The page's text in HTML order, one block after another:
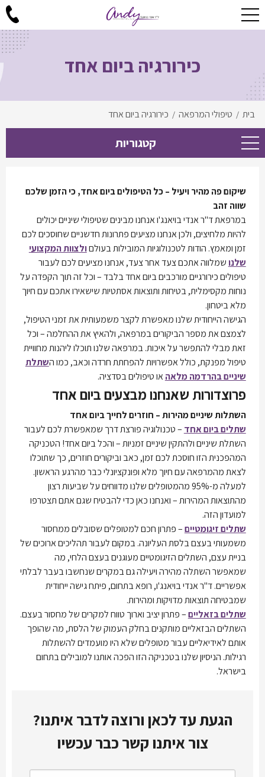
כירורגיה ביום אחד
בית / טיפולי המרפאה / כירורגיה ביום אחד
קטגוריות
שיקום פה מהיר ויעיל – כל הטיפולים ביום אחד, כי הזמן שלכם
שווה זהב
במרפאת ד"ר אנדי בויאנג'ו אנחנו מבינים שטיפולי שיניים יכולים
להיות מלחיצים, ולכן אנחנו מציעים פתרונות חדשניים שחוסכים לכם
זמן ומאמץ. הודות לטכנולוגיות המובילות בעולםולצוות המקצועי
שלנושמלווה אתכם צעד אחר צעד, אנחנו מציעים לכם לעבור
טיפולים כירורגיים מורכבים ביום אחד בלבד – וכל זה תוך הקפדה על
נוחות מקסימלית, בטיחות ותוצאות אסתטיות שישאירו אתכם עם חיוך
מלא ביטחון.
הגישה הייחודית שלנו מאפשרת לקצר משמעותית את זמני הטיפול,
לצמצם את מספר הביקורים במרפאה, ולהאיץ את ההחלמה – וכל
זאת מבלי להתפשר על איכות. במרפאה שלנו תוכלו ליהנות מחוויית
טיפול מפנקת, כולל אפשרויות להפחתת חרדה וכאב, כמו השתלת
שיניים בהרדמה מלאהאו טיפולים בסדציה.
פרוצדורות שאנחנו מבצעים ביום אחד
השתלות שיניים מהירות – חוזרים לחייך ביום אחד
שתלים ביום אחד – טכנולוגיה פורצת דרך שמאפשרת לכם לעבור
השתלת שיניים ולהתקין שיניים זמניות – והכל ביום אחד! הטכניקה
המהפכנית הזו חוסכת לכם זמן, כאב וביקורים חוזרים, כך שתוכלו
לצאת מהמרפאה עם חיוך מלא ופונקציונלי כבר מהרגע הראשון.
למעלה מ-95% מהמטופלים שלנו מדווחים על שביעות רצון
מהתוצאות המהירות – ואנחנו כאן כדי להבטיח שגם אתם תצטרפו
למועדון הזה.
שתלים זיגומטיים– פתרון חכם למטופלים שסובלים ממחסור
משמעותי בעצם בלסת העליונה. במקום לעבור תהליכים ארוכים של
בניית עצם, השתלים הזיגומטיים מעוגנים בעצם הלחי, מה
שמאפשר השתלה מהירה ויעילה גם במקרים שנחשבו בעבר לבלתי
אפשריים. ד"ר אנדי בויאנג'ו, רופא בתחום, פיתח גישה ייחודית
שמבטיחה תוצאות מדויקות ומהירות.
שתלים בזאליים– פתרון יציב וארוך טווח למקרים של מחסור בעצם.
השתלים הבזאליים מותקנים בחלק העמוק של הלסת, מה שהופך
אותם לאידיאליים עבור מטופלים שלא היו מועמדים להשתלות
רגילות. הניסיון שלנו בטכניקה הזו הפכה אותנו למובילים בתחום
בישראל.
הגעת עד לכאן ורוצה לדבר איתנו?
צור איתנו קשר כבר עכשיו